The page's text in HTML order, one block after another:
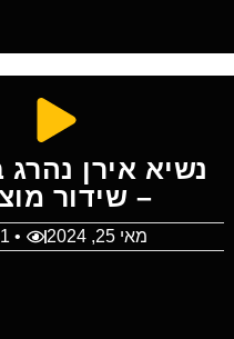
נשיא אירן
– שידור
מאי 25, 2024 • 4,531